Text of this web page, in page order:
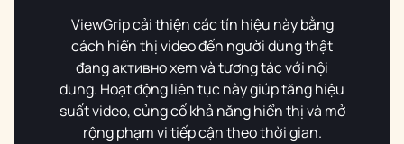
ViewGrip cải thiện các tín hiệu này bằng
cách hiển thị video đến người dùng thật
đang активно xem và tương tác với nội
dung. Hoạt động liên tục này giúp tăng hiệu
suất video, củng cố khả năng hiển thị và mở
rộng phạm vi tiếp cận theo thời gian.